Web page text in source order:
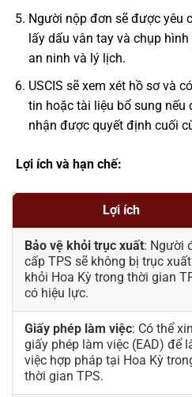
Người nộp đơn sẽ được yêu
lấy dấu vân tay và chụp
an ninh và lý lịch.
USCIS sẽ xem xét hồ sơ và
tin hoặc tài liệu bổ sung nếu
nhận được quyết định cuối
Lợi ích và hạn chế:
Lợi ích
Bảo vệ khỏi trục xuất: Người
cấp TPS sẽ không bị trục xuất
khỏi Hoa Kỳ trong thời gian
có hiệu lực.
Giấy phép làm việc: Có thể xin
giấy phép làm việc (EAD) để
việc hợp pháp tại Hoa Kỳ
thời gian TPS.